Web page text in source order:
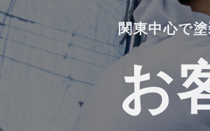
お
関東中心で
お
お